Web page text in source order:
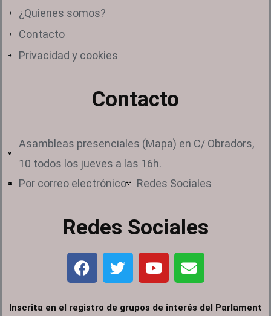
¿Quienes somos?
Contacto
Privacidad y cookies
Contacto
Asambleas presenciales (Mapa) en C/ Obradors,
10 todos los jueves a las 16h.
Por correo electrónico
Redes Sociales
Redes Sociales
F
a
c
e
T
w
i
t
Y
o
u
t
E
n
v
e
Inscrita en el registro de grupos de interés del Parlament